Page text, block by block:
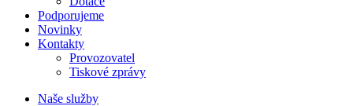
Podporujeme
Novinky
Kontakty
Provozovatel
Tiskové zprávy
Naše služby